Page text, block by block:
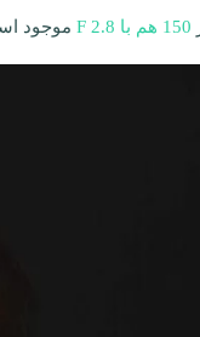
150 هم با F 2.8 موجود